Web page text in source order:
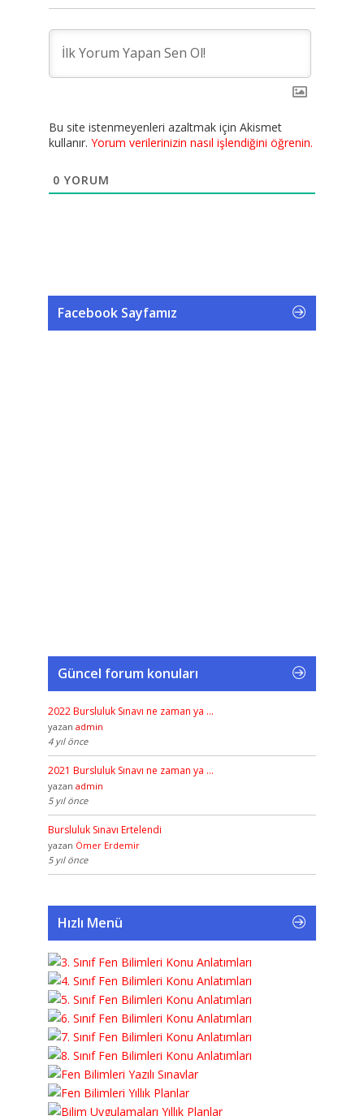
Bu site istenmeyenleri azaltmak için Akismet
kullanır. Yorum verilerinizin nasıl işlendiğini öğrenin.
0 YORUM
Facebook Sayfamız
Güncel forum konuları
2022 Bursluluk Sınavı ne zaman ya …
yazan admin
4 yıl önce
2021 Bursluluk Sınavı ne zaman ya …
yazan admin
5 yıl önce
Bursluluk Sınavı Ertelendi
yazan Ömer Erdemir
5 yıl önce
Hızlı Menü